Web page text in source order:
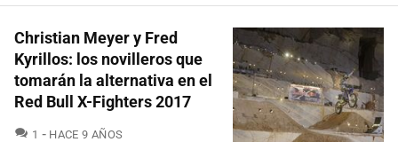
Christian Meyer y Fred
Kyrillos: los novilleros que
tomarán la alternativa en el
Red Bull X-Fighters 2017
1 COMENTARIOS
HACE 9 AÑOS